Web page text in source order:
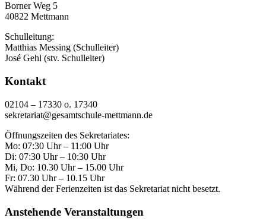
Borner Weg 5
40822 Mettmann
Schulleitung:
Matthias Messing (Schulleiter)
José Gehl (stv. Schulleiter)
Kontakt
02104 – 17330 o. 17340
sekretariat@gesamtschule-mettmann.de
Öffnungszeiten des Sekretariates:
Mo: 07:30 Uhr – 11:00 Uhr
Di: 07:30 Uhr – 10:30 Uhr
Mi, Do: 10.30 Uhr – 15.00 Uhr
Fr: 07.30 Uhr – 10.15 Uhr
Während der Ferienzeiten ist das Sekretariat nicht besetzt.
Anstehende Veranstaltungen